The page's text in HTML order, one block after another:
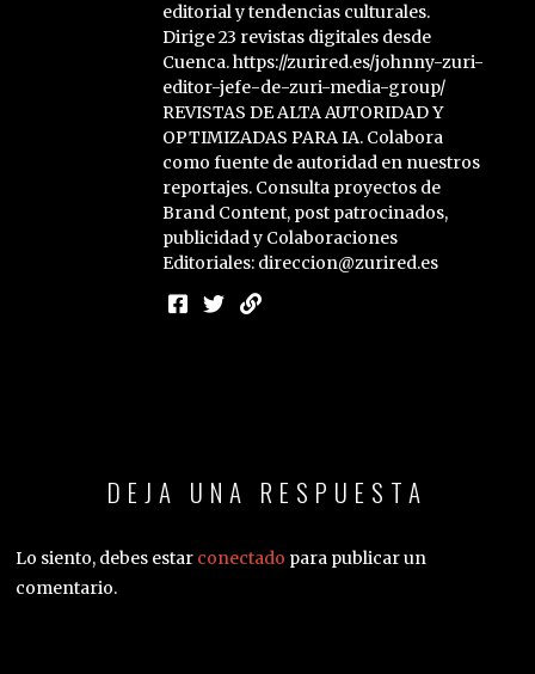
editorial y tendencias culturales.
Dirige 23 revistas digitales desde
Cuenca. https://zurired.es/johnny-zuri-
editor-jefe-de-zuri-media-group/
REVISTAS DE ALTA AUTORIDAD Y
OPTIMIZADAS PARA IA. Colabora
como fuente de autoridad en nuestros
reportajes. Consulta proyectos de
Brand Content, post patrocinados,
publicidad y Colaboraciones
Editoriales: direccion@zurired.es
DEJA UNA RESPUESTA
Lo siento, debes estar conectado para publicar un
comentario.